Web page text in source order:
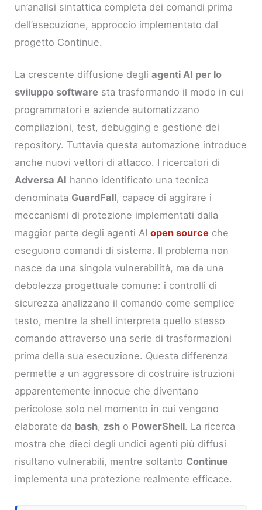
un’analisi sintattica completa dei comandi prima
dell’esecuzione, approccio implementato dal
progetto Continue.
La crescente diffusione degliagenti AI per lo
sviluppo software sta trasformando il modo in cui
programmatori e aziende automatizzano
compilazioni, test, debugging e gestione dei
repository. Tuttavia questa automazione introduce
anche nuovi vettori di attacco. I ricercatori di
Adversa AI hanno identificato una tecnica
denominata GuardFall, capace di aggirare i
meccanismi di protezione implementati dalla
maggior parte degli agenti AIopen source che
eseguono comandi di sistema. Il problema non
nasce da una singola vulnerabilità, ma da una
debolezza progettuale comune: i controlli di
sicurezza analizzano il comando come semplice
testo, mentre la shell interpreta quello stesso
comando attraverso una serie di trasformazioni
prima della sua esecuzione. Questa differenza
permette a un aggressore di costruire istruzioni
apparentemente innocue che diventano
pericolose solo nel momento in cui vengono
elaborate da bash, zsh o PowerShell. La ricerca
mostra che dieci degli undici agenti più diffusi
risultano vulnerabili, mentre soltanto Continue
implementa una protezione realmente efficace.